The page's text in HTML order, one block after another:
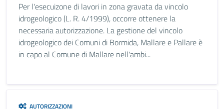
Per l'esecuizone di lavori in zona gravata da vincolo
idrogeologico (L. R. 4/1999), occorre ottenere la
necessaria autorizzazione. La gestione del vincolo
idrogeologico dei Comuni di Bormida, Mallare e Pallare è
in capo al Comune di Mallare nell'ambi...
AUTORIZZAZIONI